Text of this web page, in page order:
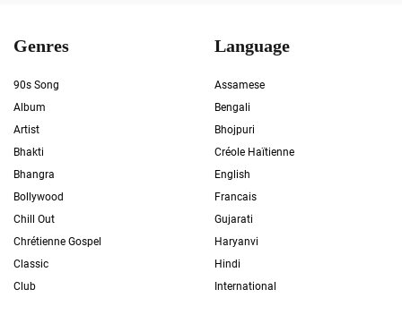
Genres
90s Song
Album
Artist
Bhakti
Bhangra
Bollywood
Chill Out
Chrétienne Gospel
Classic
Club
Language
Assamese
Bengali
Bhojpuri
Créole Haïtienne
English
Francais
Gujarati
Haryanvi
Hindi
International